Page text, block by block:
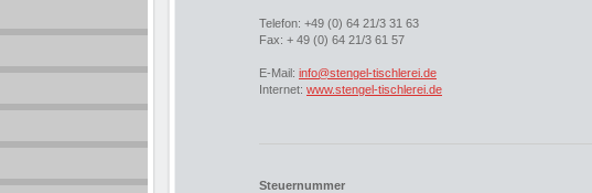
Telefon: +49 (0) 64 21/3 31 63
Fax: + 49 (0) 64 21/3 61 57
E-Mail: info@stengel-tischlerei.de
Internet: www.stengel-tischlerei.de
Steuernummer